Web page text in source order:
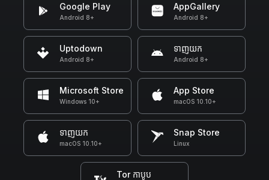
Google Play
Android 8+
AppGallery
Android 8+
Uptodown
Android 8+
ទាញយក
Android 8+
Microsoft Store
Windows 10+
App Store
macOS 10.10+
ទាញយក
macOS 10.10+
Snap Store
Linux
Tor កាបូប